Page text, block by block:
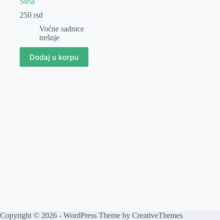
250 rsd
Voćne sadnice
trešnje
Dodaj u korpu
Copyright © 2026 - WordPress Theme by CreativeThemes